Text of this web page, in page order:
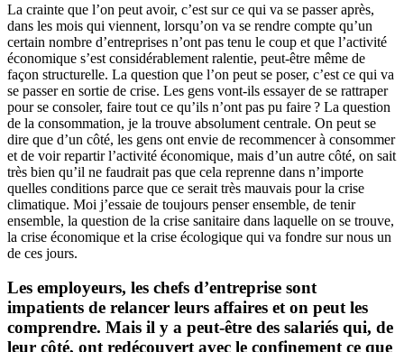
La crainte que l’on peut avoir, c’est sur ce qui va se passer après,
dans les mois qui viennent, lorsqu’on va se rendre compte qu’un
certain nombre d’entreprises n’ont pas tenu le coup et que l’activité
économique s’est considérablement ralentie, peut-être même de
façon structurelle. La question que l’on peut se poser, c’est ce qui va
se passer en sortie de crise. Les gens vont-ils essayer de se rattraper
pour se consoler, faire tout ce qu’ils n’ont pas pu faire ? La question
de la consommation, je la trouve absolument centrale. On peut se
dire que d’un côté, les gens ont envie de recommencer à consommer
et de voir repartir l’activité économique, mais d’un autre côté, on sait
très bien qu’il ne faudrait pas que cela reprenne dans n’importe
quelles conditions parce que ce serait très mauvais pour la crise
climatique. Moi j’essaie de toujours penser ensemble, de tenir
ensemble, la question de la crise sanitaire dans laquelle on se trouve,
la crise économique et la crise écologique qui va fondre sur nous un
de ces jours.
Les employeurs, les chefs d’entreprise sont
impatients de relancer leurs affaires et on peut les
comprendre. Mais il y a peut-être des salariés qui, de
leur côté, ont redécouvert avec le confinement ce que